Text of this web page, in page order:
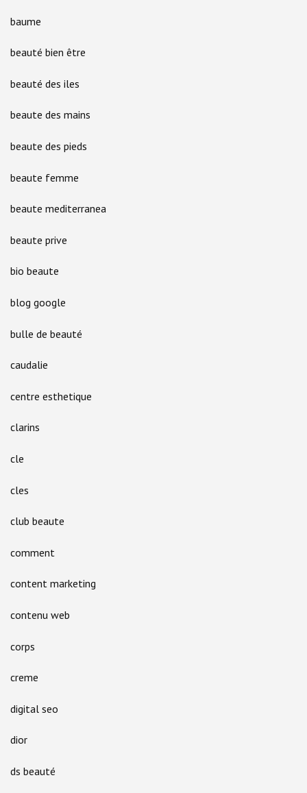
baume
beauté bien être
beauté des iles
beaute des mains
beaute des pieds
beaute femme
beaute mediterranea
beaute prive
bio beaute
blog google
bulle de beauté
caudalie
centre esthetique
clarins
cle
cles
club beaute
comment
content marketing
contenu web
corps
creme
digital seo
dior
ds beauté